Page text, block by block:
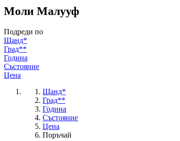
Моли Малууф
Подреди по
Щанд*
Град**
Година
Състояние
Цена
Щанд*
Град**
Година
Състояние
Цена
Поръчай